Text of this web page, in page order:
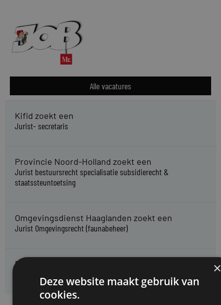
Alle vacatures
Kifid zoekt een
Jurist- secretaris
Provincie Noord-Holland zoekt een
Jurist bestuursrecht specialisatie subsidierecht &
staatssteuntoetsing
Omgevingsdienst Haaglanden zoekt een
Jurist Omgevingsrecht (faunabeheer)
Enexis zoekt een
Deze website maakt gebruik van
cookies.